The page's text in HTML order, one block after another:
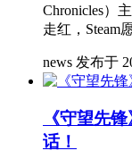
Chronicles）
走红，Steam
news 发布于
《守望先
话！